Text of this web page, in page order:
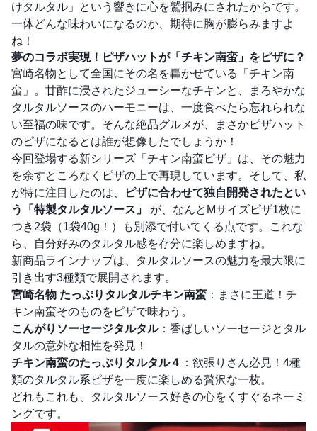
けタルタル」という響きに心を鷲掴みにされたからです。
一体どんな味わいになるのか、期待に胸が膨らみますよ
ね！
夢のコラボ実現！ピザハットが「チキン南蛮」をピザに？
宮崎名物として全国にその名を轟かせている「チキン南
蛮」。甘酢に浸されたジューシーなチキンと、まろやかな
タルタルソースのハーモニーは、一度食べたら忘れられな
い至福の味です。そんな絶品グルメが、まさかピザハット
のピザになるとは誰が想像したでしょうか！
今回登場する新シリーズ「チキン南蛮ピザ」は、その魅力
を余すところなくピザの上で再現しています。そして、私
が特に注目したのは、
ピザに合わせて独自開発されたとい
う「特製タルタルソース」
が、なんとMサイズピザ1枚に
つき2袋（1袋40g！）も別添で付いてくる点です。これな
ら、自分好みのタルタル感を存分に楽しめますね。
新商品ラインナップは、タルタルソースの魅力を最大限に
引き出す3種類で展開されます。
宮崎名物 たっぷりタルタルチキン南蛮 ：まさに王道！チ
キン南蛮そのものをピザで味わう。
こんがりソーセージタルタル：香ばしいソーセージとタル
タルの意外な相性を発見！
チキン南蛮のたっぷりタルタル４ ：欲張りさん必見！4種
類のタルタル系ピザを一度に楽しめる贅沢な一枚。
どれもこれも、タルタルソース好きの心をくすぐるネーミ
ングです。